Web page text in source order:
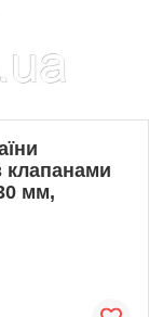
клапанами
мм,